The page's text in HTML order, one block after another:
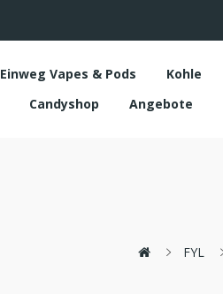
Einweg Vapes & Pods Kohle
Candyshop Angebote
FYL